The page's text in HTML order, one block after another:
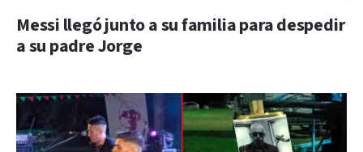
Messi llegó junto a su familia para despedir
a su padre Jorge